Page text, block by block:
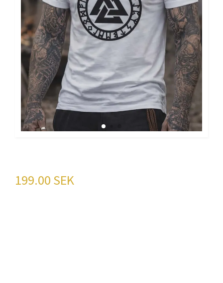
199.00 SEK